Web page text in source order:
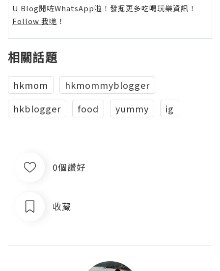
U Blog開咗WhatsApp啦！發掘更多吃喝玩樂資訊！
Follow 我哋 ！
相關話題
hkmom
hkmommyblogger
hkblogger
food yummy ig
0個讚好
收藏